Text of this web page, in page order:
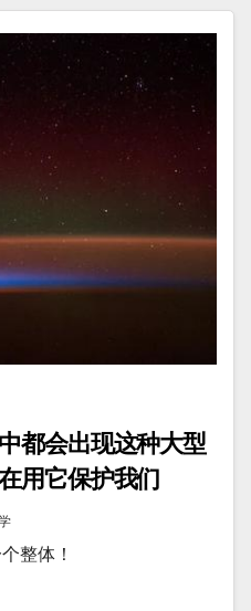
都会出现这种大型
用它保护我们
整体！